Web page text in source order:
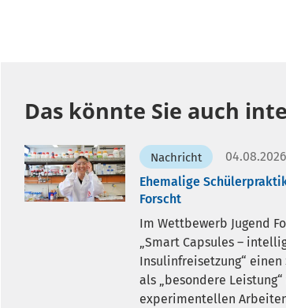
Das könnte Sie auch
Nachricht
04.08.2026
Ehemalige
Forscht
Im Wettbewerb Jugend
Smart Capsules –
Insulinfreisetzung“
als „besondere
experimentellen